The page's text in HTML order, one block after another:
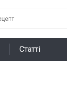
Статті